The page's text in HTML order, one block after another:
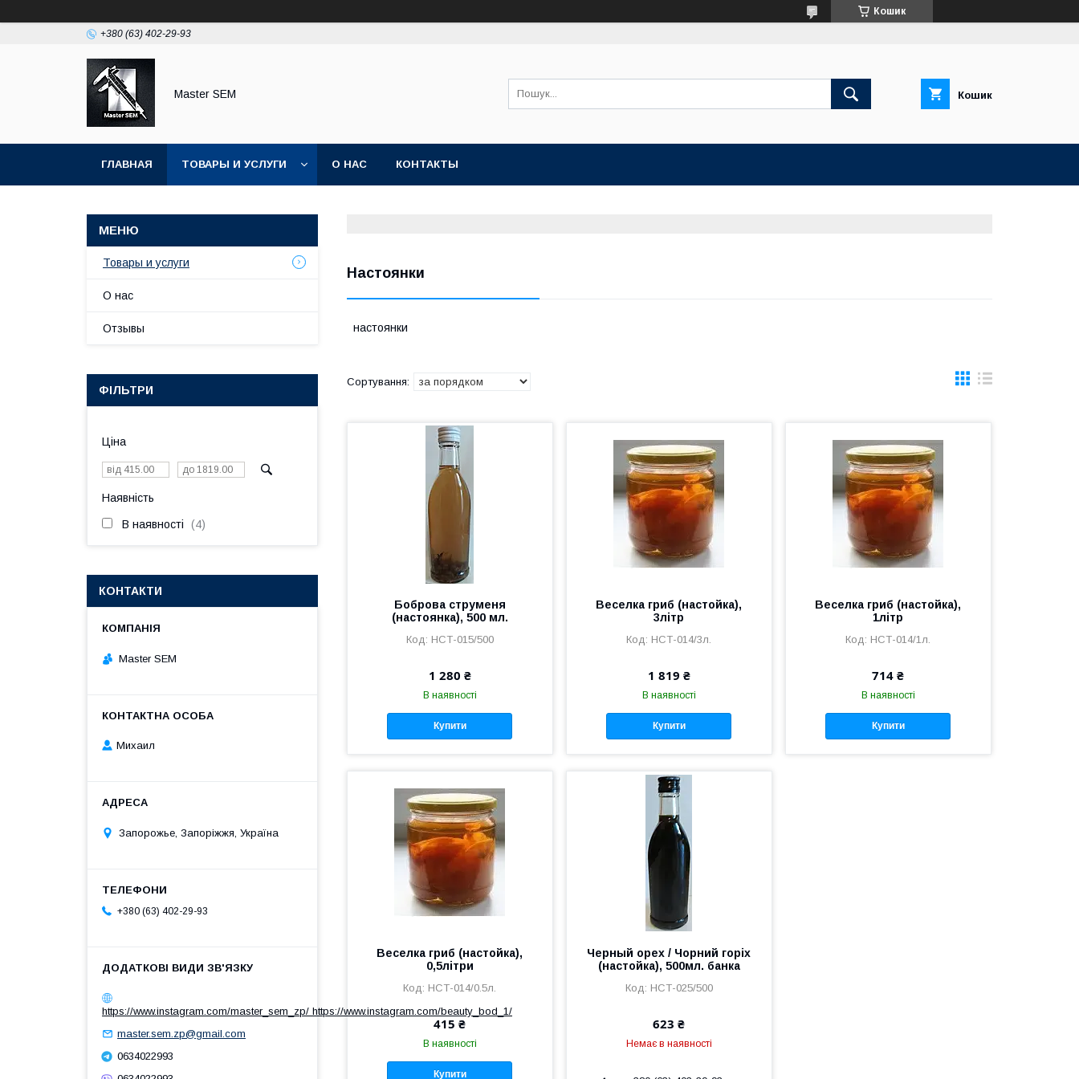
Кошик
+380 (63) 402-29-93
Master SEM Кошик
ГЛАВНАЯ ТОВАРЫ И УСЛУГИ О НАС КОНТАКТЫ
Настоянки
настоянки
Боброва струменя
(настоянка), 500 мл.
НСТ-015/500
1 280 ₴
В наявності
Купити
Веселка гриб (настойка),
3літр
НСТ-014/3л.
1 819 ₴
В наявності
Купити
Веселка гриб (настойка),
1літр
НСТ-014/1л.
714 ₴
В наявності
Купити
Веселка гриб (настойка),
0,5літри
НСТ-014/0.5л.
415 ₴
В наявності
Купити
Черный орех / Чорний горіх
(настойка), 500мл. банка
НСТ-025/500
623 ₴
Немає в наявності
Товары и услуги
О нас
Отзывы
ФІЛЬТРИ
Ціна
Наявність
В наявності 4
КОНТАКТИ
Master SEM
Михаил
Запорожье, Запоріжжя, Україна
+380 (63) 402-29-93
https://www.instagram.com/master_sem_zp/ https://www.instagram.com/beauty_bod_1/
master.sem.zp@gmail.com
0634022993